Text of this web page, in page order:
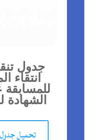
جدول
انتقاء
الشهادة
تحميل